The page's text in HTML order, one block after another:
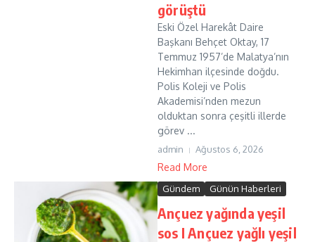
görüştü
Eski Özel Harekât Daire
Başkanı Behçet Oktay, 17
Temmuz 1957’de Malatya’nın
Hekimhan ilçesinde doğdu.
Polis Koleji ve Polis
Akademisi’nden mezun
olduktan sonra çeşitli illerde
görev ...
admin Ağustos 6, 2026
Read More
Gündem Günün Haberleri
Ançuez yağında yeşil
sos I Ançuez yağlı yeşil